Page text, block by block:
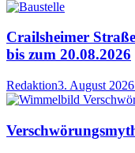
Crailsheimer
bis zum 20.08.2026
Redaktion3. August 2026